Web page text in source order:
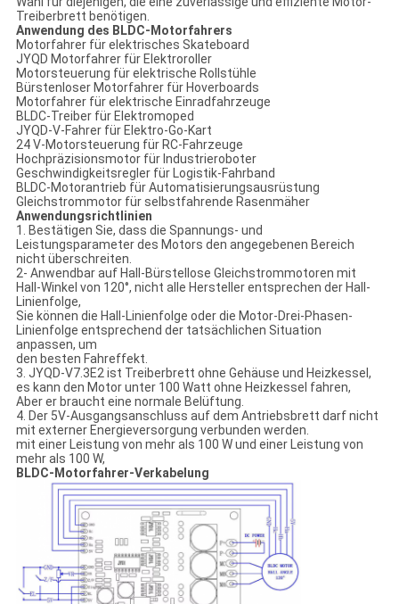
Treiberbrett benötigen.
Anwendung des BLDC-Motorfahrers
Motorfahrer für elektrisches Skateboard
JYQD Motorfahrer für Elektroroller
Motorsteuerung für elektrische Rollstühle
Bürstenloser Motorfahrer für Hoverboards
Motorfahrer für elektrische Einradfahrzeuge
BLDC-Treiber für Elektromoped
JYQD-V-Fahrer für Elektro-Go-Kart
24 V-Motorsteuerung für RC-Fahrzeuge
Hochpräzisionsmotor für Industrieroboter
Geschwindigkeitsregler für Logistik-Fahrband
BLDC-Motorantrieb für Automatisierungsausrüstung
Gleichstrommotor für selbstfahrende Rasenmäher
Anwendungsrichtlinien
1. Bestätigen Sie, dass die Spannungs- und
Leistungsparameter des Motors den angegebenen Bereich
nicht überschreiten.
2- Anwendbar auf Hall-Bürstellose Gleichstrommotoren mit
Hall-Winkel von 120°, nicht alle Hersteller entsprechen der Hall-
Linienfolge,
Sie können die Hall-Linienfolge oder die Motor-Drei-Phasen-
Linienfolge entsprechend der tatsächlichen Situation
anpassen, um
den besten Fahreffekt.
3. JYQD-V7.3E2 ist Treiberbrett ohne Gehäuse und Heizkessel,
es kann den Motor unter 100 Watt ohne Heizkessel fahren,
Aber er braucht eine normale Belüftung.
4. Der 5V-Ausgangsanschluss auf dem Antriebsbrett darf nicht
mit externer Energieversorgung verbunden werden.
mit einer Leistung von mehr als 100 W und einer Leistung von
mehr als 100 W,
BLDC-Motorfahrer-Verkabelung